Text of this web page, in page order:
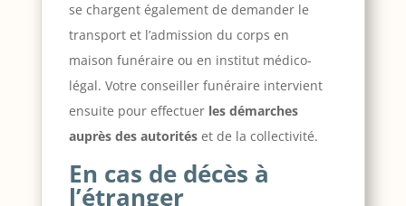
se chargent également de demander le
transport et l’admission du corps en
maison funéraire ou en institut médico-
légal. Votre conseiller funéraire intervient
ensuite pour effectuer les démarches
auprès des autoritéset de la collectivité.
En cas de décès à
l’étranger